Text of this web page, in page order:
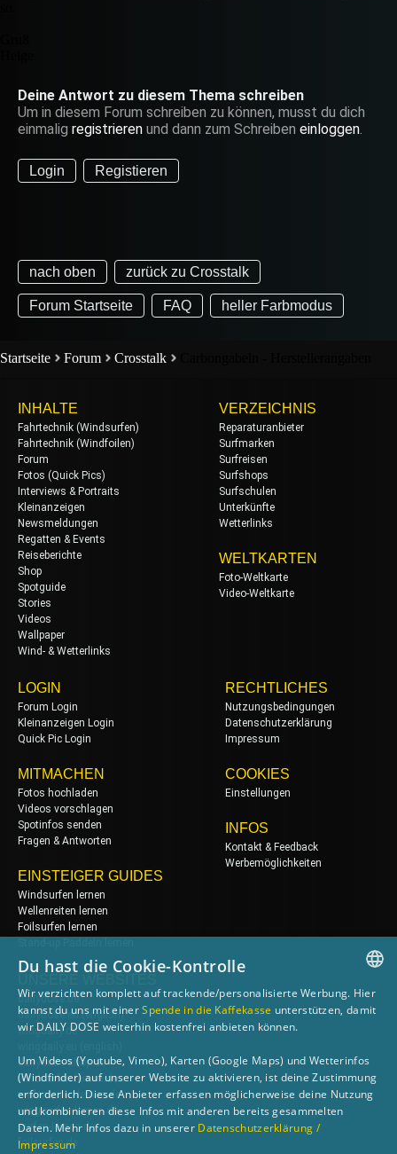
Deine Antwort zu diesem Thema schreiben
Um in diesem Forum schreiben zu können, musst du dich
einmalig registrieren und dann zum Schreiben einloggen.
Login Registieren
nach oben zurück zu Crosstalk
Forum Startseite FAQ heller Farbmodus
Startseite Forum Crosstalk
INHALTE
Fahrtechnik (Windsurfen)
Fahrtechnik (Windfoilen)
Forum
Fotos (Quick Pics)
Interviews & Portraits
Kleinanzeigen
Newsmeldungen
Regatten & Events
Reiseberichte
Shop
Spotguide
Stories
Videos
Wallpaper
Wind- & Wetterlinks
VERZEICHNIS
Reparaturanbieter
Surfmarken
Surfreisen
Surfshops
Surfschulen
Unterkünfte
Wetterlinks
WELTKARTEN
Foto-Weltkarte
Video-Weltkarte
LOGIN
Forum Login
Kleinanzeigen Login
Quick Pic Login
MITMACHEN
Fotos hochladen
Videos vorschlagen
Spotinfos senden
Fragen & Antworten
EINSTEIGER GUIDES
Windsurfen lernen
Wellenreiten lernen
Foilsurfen lernen
RECHTLICHES
Nutzungsbedingungen
Datenschutzerklärung
Impressum
COOKIES
Einstellungen
INFOS
Kontakt & Feedback
Werbemöglichkeiten
dailydose.de
dailydose.eu(english)
wingdaily.de
dailydose-shop.de
windsurfen-lernen.de
wellenreiten-lernen.de
wingsurfen-lernen.de
surfen-lernen.de
foilsurfen.de
GERMAN
Du hast die Cookie-Kontrolle
Wir verzichten komplett auf trackende/personalisierte Werbung. Hier
kannst du uns mit einerSpende in die Kaffekasse unterstützen, damit
wir DAILY DOSE weiterhin kostenfrei anbieten können.
Um Videos (Youtube, Vimeo), Karten (Google Maps) und Wetterinfos
(Windfinder) auf unserer Website zu aktivieren, ist deine Zustimmung
erforderlich. Diese Anbieter erfassen möglicherweise deine Nutzung
und kombinieren diese Infos mit anderen bereits gesammelten
Daten. Mehr Infos dazu in unserer Datenschutzerklärung /
Impressum